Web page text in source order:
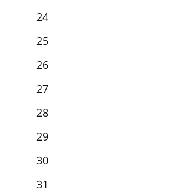
24
25
26
27
28
29
30
31